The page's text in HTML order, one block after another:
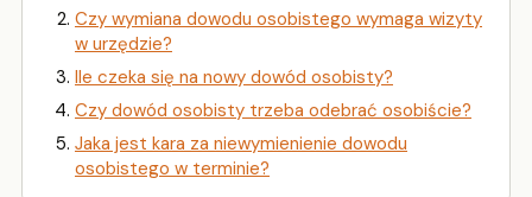
Czy wymiana dowodu osobistego wymaga wizyty
w urzędzie?
Ile czeka się na nowy dowód osobisty?
Czy dowód osobisty trzeba odebrać osobiście?
Jaka jest kara za niewymienienie dowodu
osobistego w terminie?